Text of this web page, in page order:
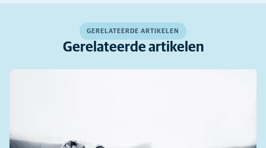
GERELATEERDE ARTIKELEN
Gerelateerde artikelen